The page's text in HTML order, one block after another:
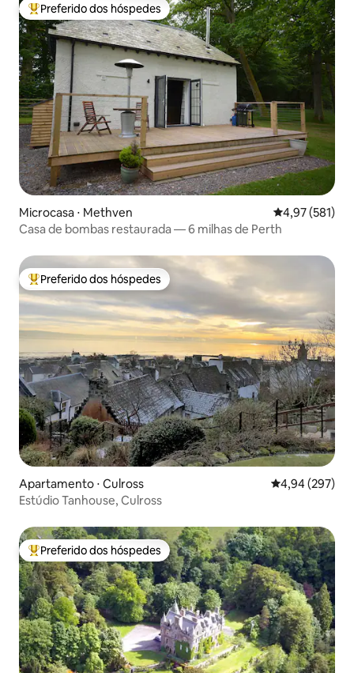
Entre os melhores preferidos dos hóspedes
Preferido dos hóspedes
Microcasa ⋅ Methven 4,97 de uma
4,97 (581)
Casa de bombas restaurada — 6 milhas de Perth
Entre os melhores preferidos dos hóspedes
Preferido dos hóspedes
Apartamento ⋅ Culross 4,94 de uma
4,94 (297)
Estúdio Tanhouse, Culross
Entre os melhores preferidos dos hóspedes
Preferido dos hóspedes